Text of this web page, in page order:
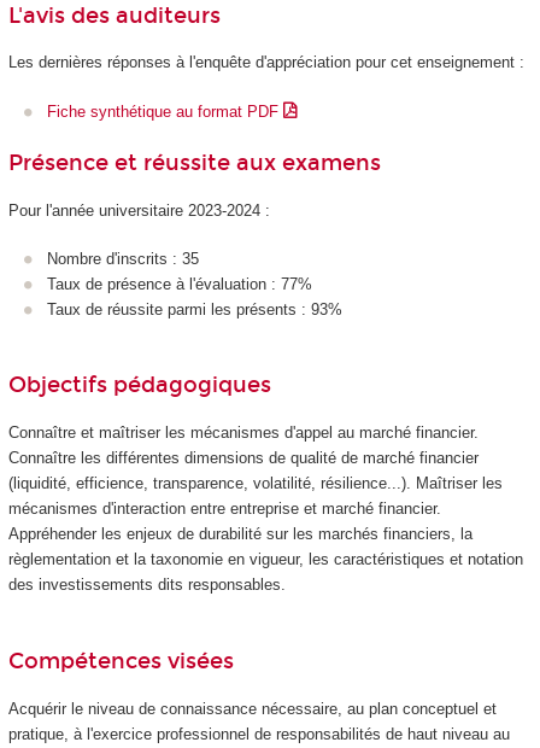
L'avis des auditeurs
Les dernières réponses à l'enquête d'appréciation pour cet enseignement :
Fiche synthétique au format PDF
Présence et réussite aux examens
Pour l'année universitaire 2023-2024 :
Nombre d'inscrits : 35
Taux de présence à l'évaluation : 77%
Taux de réussite parmi les présents : 93%
Objectifs pédagogiques
Connaître et maîtriser les mécanismes d'appel au marché financier.
Connaître les différentes dimensions de qualité de marché financier
(liquidité, efficience, transparence, volatilité, résilience...). Maîtriser les
mécanismes d'interaction entre entreprise et marché financier.
Appréhender les enjeux de durabilité sur les marchés financiers, la
règlementation et la taxonomie en vigueur, les caractéristiques et notation
des investissements dits responsables.
Compétences visées
Acquérir le niveau de connaissance nécessaire, au plan conceptuel et
pratique, à l'exercice professionnel de responsabilités de haut niveau au